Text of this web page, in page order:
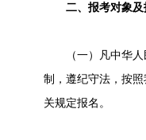
二、报考对象
（一）凡中华人民
制，遵纪守法，按
关规定报名。